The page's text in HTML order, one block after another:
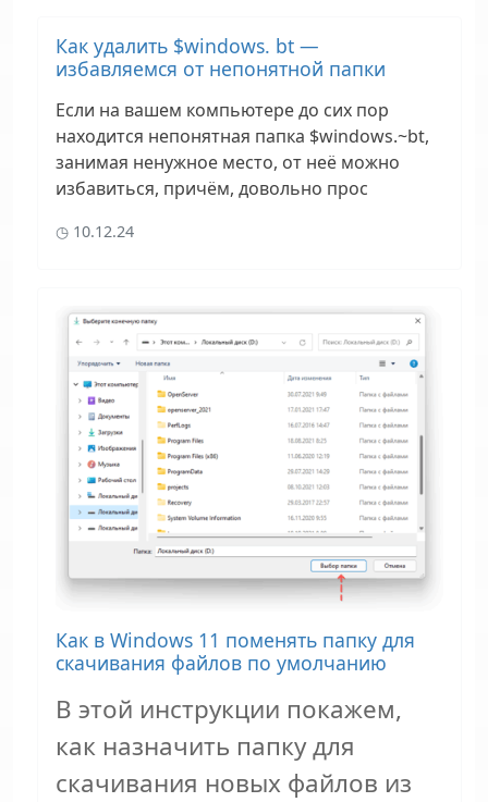
Как удалить $windows. bt —
избавляемся от непонятной папки
Если на вашем компьютере до сих пор
находится непонятная папка $windows.~bt,
занимая ненужное место, от неё можно
избавиться, причём, довольно прос
10.12.24
Как в Windows 11 поменять папку для
скачивания файлов по умолчанию
В этой инструкции покажем,
как назначить папку для
скачивания новых файлов из